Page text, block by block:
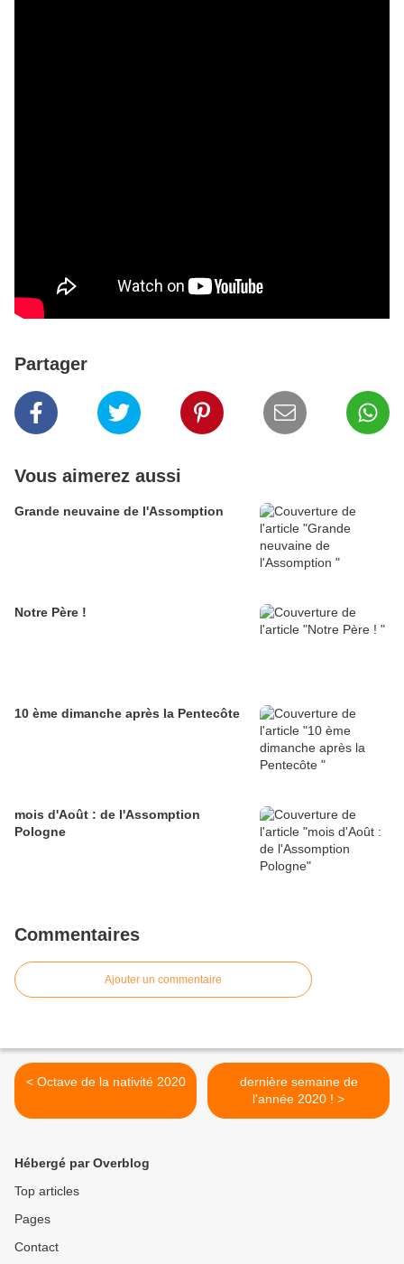
Partager
Vous aimerez aussi
Grande neuvaine de l'Assomption
Notre Père !
10 ème dimanche après la Pentecôte
mois d'Août : de l'Assomption
Pologne
Commentaires
Ajouter un commentaire
< Octave de la nativité 2020
dernière semaine de
l'année 2020 ! >
Hébergé par Overblog
Top articles
Pages
Contact